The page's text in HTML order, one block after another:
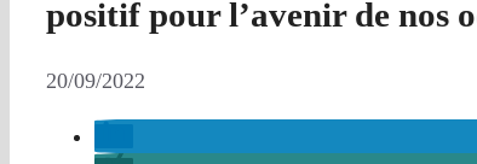
positif pour l’avenir de nos
20/09/2022